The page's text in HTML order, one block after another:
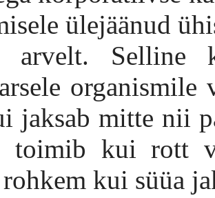
ülejäänud
arvelt. Selline
jaksab mitte nii
toimib kui rott
kui süüa